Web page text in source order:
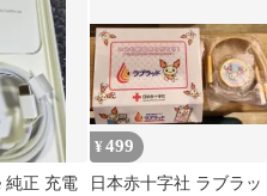
純正 充電
¥499
日本赤十字社 ラブラッ